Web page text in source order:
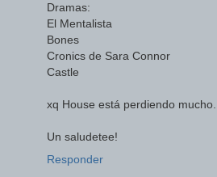
Dramas:
El Mentalista
Bones
Cronics de Sara Connor
Castle
xq House está perdiendo mucho...
Un saludetee!
Responder